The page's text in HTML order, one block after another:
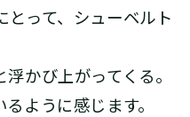
って、シューベルト
かび上がってくる。
ように感じます。